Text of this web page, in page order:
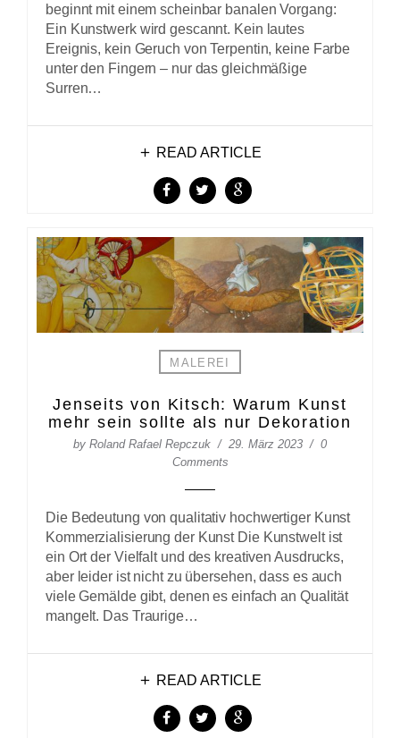
beginnt mit einem scheinbar banalen Vorgang:
Ein Kunstwerk wird gescannt. Kein lautes
Ereignis, kein Geruch von Terpentin, keine Farbe
unter den Fingern – nur das gleichmäßige
Surren…
READ ARTICLE
MALEREI
Jenseits von Kitsch: Warum Kunst
mehr sein sollte als nur Dekoration
by Roland Rafael Repczuk 29. März 2023
0
Comments
Die Bedeutung von qualitativ hochwertiger Kunst
Kommerzialisierung der Kunst Die Kunstwelt ist
ein Ort der Vielfalt und des kreativen Ausdrucks,
aber leider ist nicht zu übersehen, dass es auch
viele Gemälde gibt, denen es einfach an Qualität
mangelt. Das Traurige…
READ ARTICLE